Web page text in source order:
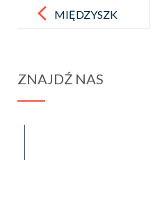
navigationMIĘDZYSZK
MATEMATY
ZNAJDŹ NAS